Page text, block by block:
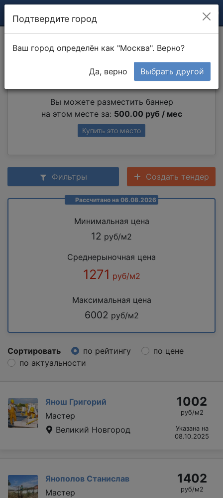
Плинтуса из гипса
Вы можете разместить баннер
на этом месте за: 500.00 руб / мес
Купить это место
Фильтры Создать тендер
Рассчитано на 06.08.2026
Минимальная цена
12 руб/м2
Среднерыночная цена
1271 руб/м2
Максимальная цена
6002 руб/м2
Сортировать по рейтингу
по цене
по актуальности
Янош Григорий
Мастер
Великий Новгород
1002
руб/м2
Указана на
08.10.2025
Янополов Станислав
Мастер
1402
руб/м2
Подтвердите город
Ваш город определён как "Москва". Верно?
Да, верно Выбрать другой